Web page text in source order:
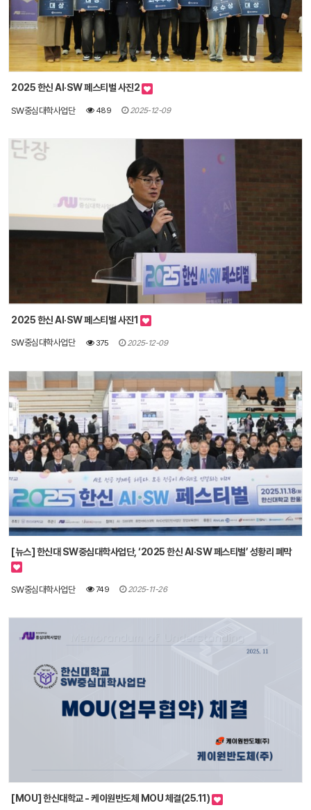
2025 한신 AI·SW 페스티벌 사진2
SW중심대학사업단 489 2025-12-09
2025 한신 AI·SW 페스티벌 사진1
SW중심대학사업단 375 2025-12-09
[뉴스] 한신대 SW중심대학사업단, ‘2025 한신 AI·SW 페스티벌’ 성황리 폐막
SW중심대학사업단 749 2025-11-26
[MOU] 한신대학교 - 케이원반도체 MOU 체결(25.11)